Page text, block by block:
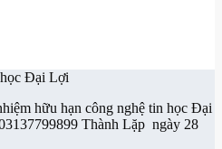
Đại Lợi
hữu hạn công nghệ tin học Đại
Thành Lặp ngày 28